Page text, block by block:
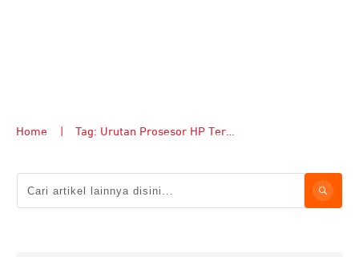
Home Tag: Urutan Prosesor HP Terendah Sampai Tertinggi September 2022